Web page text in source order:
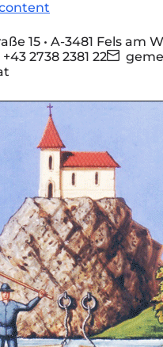
15 • A-3481 Fels am
+43 2738 2381 22